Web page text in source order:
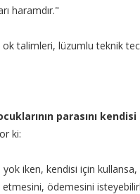
haramdır."
ok talimleri, lüzumlu teknik
parasını
ki:
yok iken, kendisi için
etmesini, ödemesini